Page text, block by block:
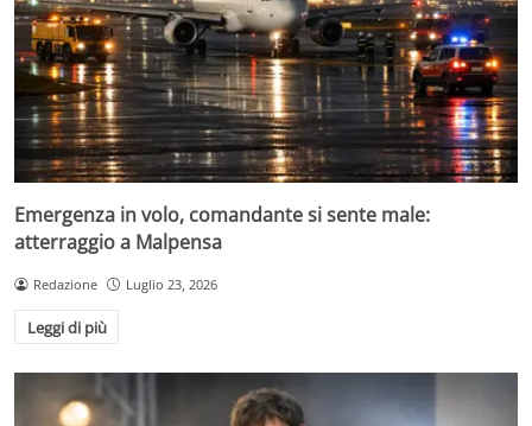
Emergenza in volo, comandante si sente male:
atterraggio a Malpensa
Redazione Luglio 23, 2026
Leggi di più